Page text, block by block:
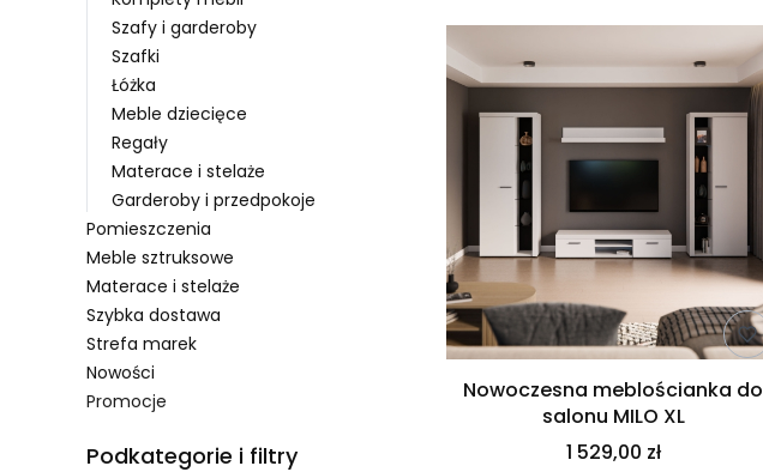
Szafy i garderoby
Szafki
Łóżka
Meble dziecięce
Regały
Materace i stelaże
Garderoby i przedpokoje
Pomieszczenia
Meble sztruksowe
Materace i stelaże
Szybka dostawa
Strefa marek
Nowości
Promocje
Podkategorie i filtry
Nowoczesna meblościanka do
salonu MILO XL
1 529,00 zł